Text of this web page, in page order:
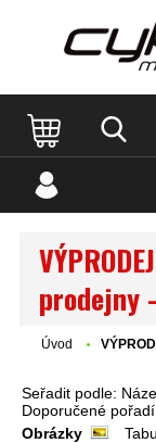
prodejny
Úvod
Seřadit podle:
Doporučené pořadí
Obrázky